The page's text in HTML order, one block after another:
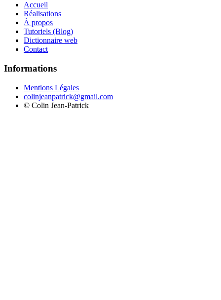
Accueil
Réalisations
À propos
Tutoriels (Blog)
Dictionnaire web
Contact
Informations
Mentions Légales
colinjeanpatrick@gmail.com
© Colin Jean-Patrick